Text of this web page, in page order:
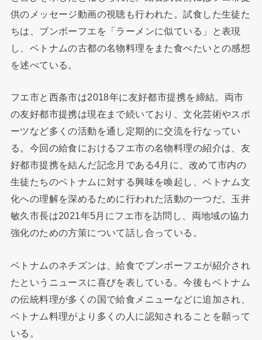
供のメッセージ動画の視聴も行われた。試食した生徒た
ちは、ブンボーフエを「ラーメンに似ている」と表現
し、ベトナムの古都の名物料理をまた食べたいとの感想
を述べている。
フエ市と西条市は2018年に友好都市提携を締結。両市
の友好都市提携は現在まで続いており、文化芸術やスポ
ーツなど多くの活動を通し定期的に交流を行なってい
る。今回の給食におけるフエ市の名物料理の紹介は、友
好都市提携を結んだ記念月である4月に、改めて市内の
生徒たちのベトナムに対する興味を喚起し、ベトナム文
化への理解を深めるために行われた活動の一つだ。玉井
敏久市長は2021年5月にフエ市を訪問し、両地域の協力
強化のための方策について話し合っている。
ベトナムのネチズンは、給食でブンボーフエが紹介され
たというニュースに喜びを表している。今後もベトナム
の伝統料理が多くの国で給食メニューなどに追加され、
ベトナム料理がより多くの人に認知されることを願って
いる。